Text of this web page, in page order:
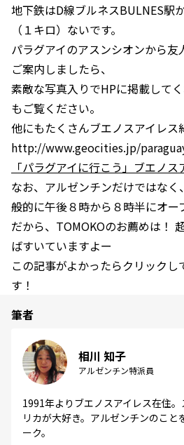
地下鉄はD線ブルネスBULNES駅
（１キロ）ないです。
パラグアイのアスンシオンから友
ご案内しましたら、
素敵な写真入りでHPに掲載して
もご覧ください。
他にもたくさんブエノスアイレス
http://www.geocities.jp/
「パラグアイに行こう」ブエノ
なお、アルゼンチンだけではな
般的に午後８時から８時半にオー
だから、TOMOKOのお薦めは！
ばすいていますよー
この記事がよかったらクリック
す！
筆者
相川 知子
アルゼンチン特派員
1991年よりブエノスアイレス在住
リカが大好き。アルゼンチンのこと
ーク。